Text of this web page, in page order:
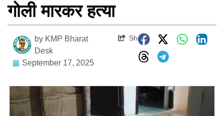
गोली मारकर हत्या
by KMP Bharat
Desk
September 17, 2025
Share